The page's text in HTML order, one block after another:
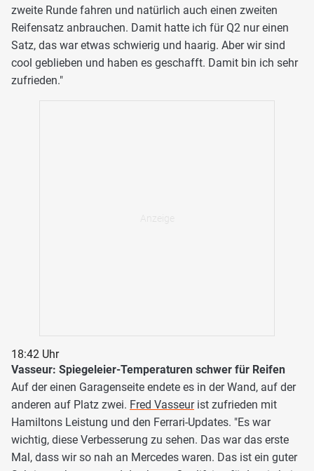
zweite Runde fahren und natürlich auch einen zweiten
Reifensatz anbrauchen. Damit hatte ich für Q2 nur einen
Satz, das war etwas schwierig und haarig. Aber wir sind
cool geblieben und haben es geschafft. Damit bin ich sehr
zufrieden."
18:42 Uhr
Vasseur: Spiegeleier-Temperaturen schwer für Reifen
Auf der einen Garagenseite endete es in der Wand, auf der
anderen auf Platz zwei. Fred Vasseurist zufrieden mit
Hamiltons Leistung und den Ferrari-Updates. "Es war
wichtig, diese Verbesserung zu sehen. Das war das erste
Mal, dass wir so nah an Mercedes waren. Das ist ein guter